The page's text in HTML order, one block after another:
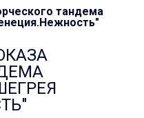
тандема